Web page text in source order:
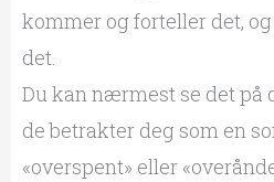
kommer og forteller det,
det.
Du kan nærmest se det på
de betrakter deg som en
«overspent» eller